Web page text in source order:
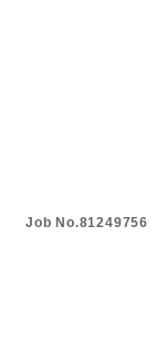
Job No.81249756